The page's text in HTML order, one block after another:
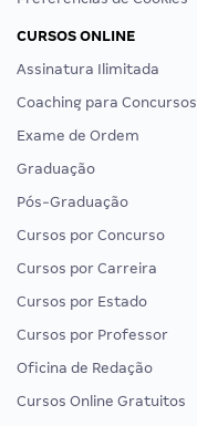
CURSOS ONLINE
Assinatura Ilimitada
Coaching para Concursos
Exame de Ordem
Graduação
Pós-Graduação
Cursos por Concurso
Cursos por Carreira
Cursos por Estado
Cursos por Professor
Oficina de Redação
Cursos Online Gratuitos